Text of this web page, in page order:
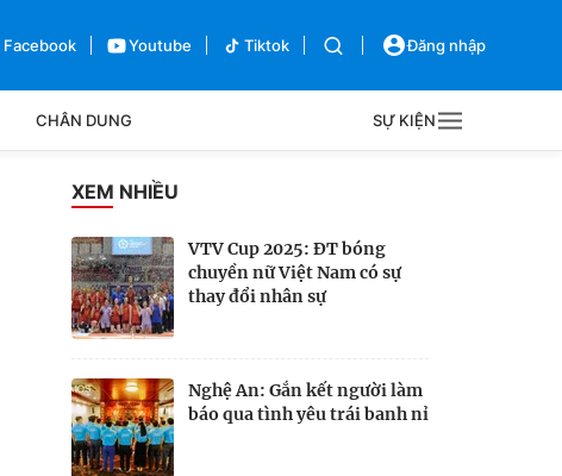
Facebook Youtube Tiktok Đăng nhập
CHÂN DUNG SỰ KIỆN
Bên lề
XEM NHIỀU
VTV Cup 2025: ĐT bóng
chuyền nữ Việt Nam có sự
thay đổi nhân sự
Nghệ An: Gắn kết người làm
báo qua tình yêu trái banh nỉ